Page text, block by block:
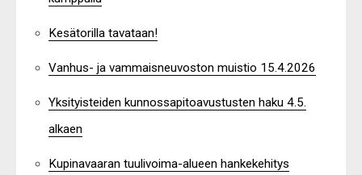
Kesätorilla tavataan!
Vanhus- ja vammaisneuvoston muistio 15.4.2026
Yksityisteiden kunnossapitoavustusten haku 4.5.
alkaen
Kupinavaaran tuulivoima-alueen hankekehitys